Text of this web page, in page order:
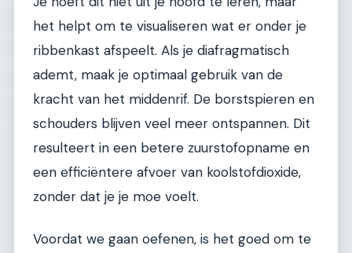
het helpt om te visualiseren wat er onder je
ribbenkast afspeelt. Als je diafragmatisch
ademt, maak je optimaal gebruik van de
kracht van het middenrif. De borstspieren en
schouders blijven veel meer ontspannen. Dit
resulteert in een betere zuurstofopname en
een efficiëntere afvoer van koolstofdioxide,
zonder dat je je moe voelt.
Voordat we gaan oefenen, is het goed om te